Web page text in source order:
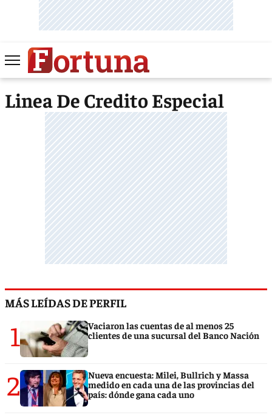
Linea De Credito Especial
MÁS LEÍDAS DE PERFIL
1
Vaciaron las cuentas de al menos 25
clientes de una sucursal del Banco Nación
2
Nueva encuesta: Milei, Bullrich y Massa
medido en cada una de las provincias del
país: dónde gana cada uno